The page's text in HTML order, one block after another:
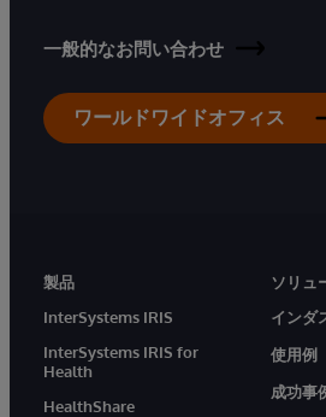
一般的なお問い合わせ
ワールドワイドオフィス
製品
InterSystems IRIS
InterSystems IRIS for
Health
HealthShare
ソリュ
インダ
使用例
成功事